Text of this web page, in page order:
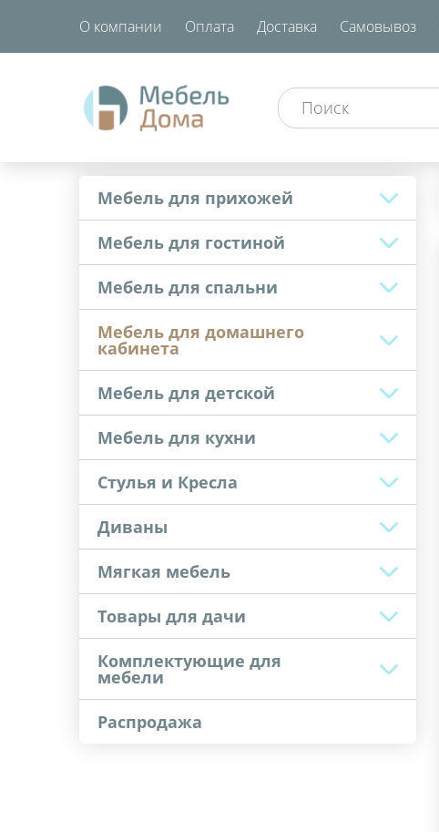
О компании Оплата Доставка Самовывоз
Мебель для прихожей
Мебель для гостиной
Мебель для спальни
Мебель для домашнего
кабинета
Мебель для детской
Мебель для кухни
Стулья и Кресла
Диваны
Мягкая мебель
Товары для дачи
Комплектующие для
мебели
Распродажа